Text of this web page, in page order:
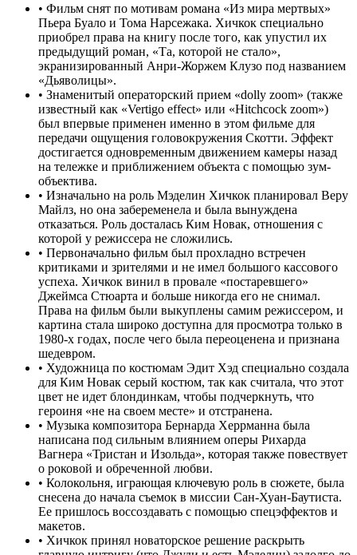
• Фильм снят по мотивам романа «Из мира мертвых»
Пьера Буало и Тома Нарсежака. Хичкок специально
приобрел права на книгу после того, как упустил их
предыдущий роман, «Та, которой не стало»,
экранизированный Анри-Жоржем Клузо под названием
«Дьяволицы».
• Знаменитый операторский прием «dolly zoom» (также
известный как «Vertigo effect» или «Hitchcock zoom»)
был впервые применен именно в этом фильме для
передачи ощущения головокружения Скотти. Эффект
достигается одновременным движением камеры назад
на тележке и приближением объекта с помощью зум-
объектива.
• Изначально на роль Мэделин Хичкок планировал Веру
Майлз, но она забеременела и была вынуждена
отказаться. Роль досталась Ким Новак, отношения с
которой у режиссера не сложились.
• Первоначально фильм был прохладно встречен
критиками и зрителями и не имел большого кассового
успеха. Хичкок винил в провале «постаревшего»
Джеймса Стюарта и больше никогда его не снимал.
Права на фильм были выкуплены самим режиссером, и
картина стала широко доступна для просмотра только в
1980-х годах, после чего была переоценена и признана
шедевром.
• Художница по костюмам Эдит Хэд специально создала
для Ким Новак серый костюм, так как считала, что этот
цвет не идет блондинкам, чтобы подчеркнуть, что
героиня «не на своем месте» и отстранена.
• Музыка композитора Бернарда Херрманна была
написана под сильным влиянием оперы Рихарда
Вагнера «Тристан и Изольда», которая также повествует
о роковой и обреченной любви.
• Колокольня, играющая ключевую роль в сюжете, была
снесена до начала съемок в миссии Сан-Хуан-Баутиста.
Ее пришлось воссоздавать с помощью спецэффектов и
макетов.
• Хичкок принял новаторское решение раскрыть